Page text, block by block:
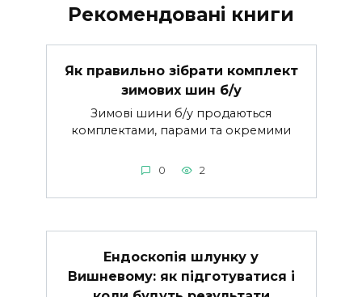
Рекомендовані книги
Як правильно зібрати комплект
зимових шин б/у
Зимові шини б/у продаються
комплектами, парами та окремими
0 2
Ендоскопія шлунку у
Вишневому: як підготуватися і